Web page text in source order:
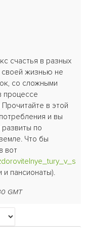
счастья в разных
своей жизнью не
со сложными
процессе
в этой
и вы
развиты по
Что бы
вот
и пансионаты).
GMT